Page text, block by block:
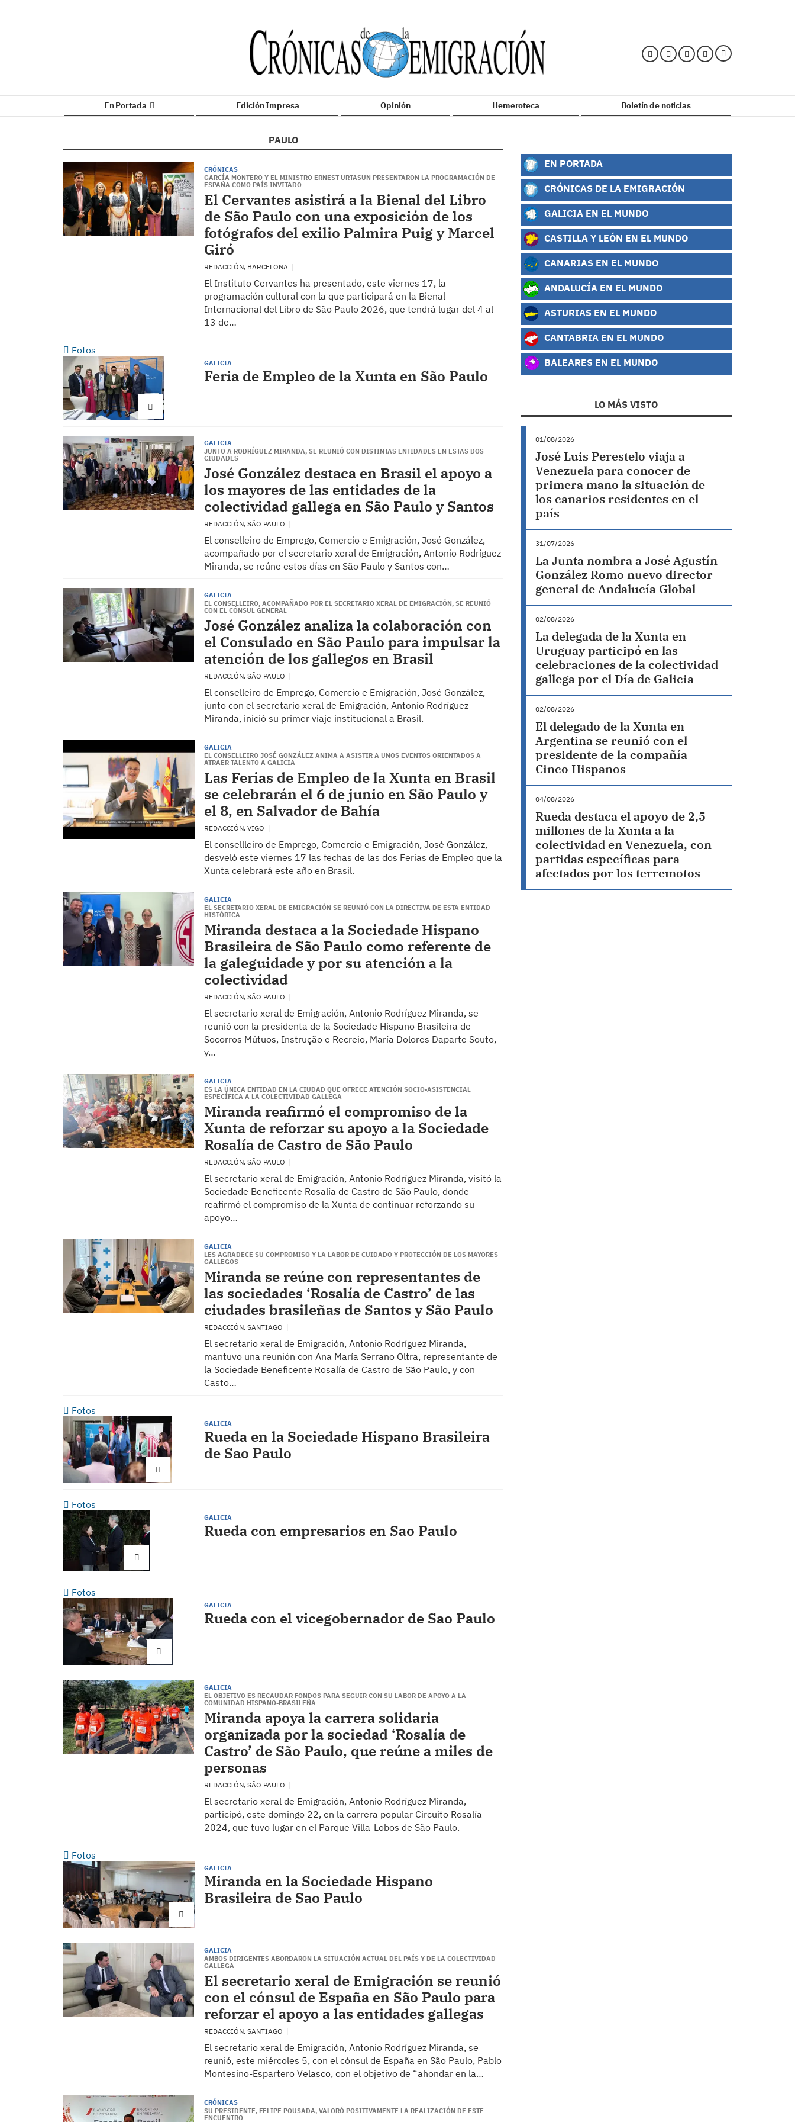
En Portada Edición Impresa Opinión Hemeroteca Boletín de noticias
PAULO
CRÓNICAS
GARCÍA MONTERO Y EL MINISTRO ERNEST URTASUN PRESENTARON LA PROGRAMACIÓN DE
ESPAÑA COMO PAÍS INVITADO
El Cervantes asistirá a la Bienal del Libro
de São Paulo con una exposición de los
fotógrafos del exilio Palmira Puig y Marcel
Giró
REDACCIÓN, BARCELONA
El Instituto Cervantes ha presentado, este viernes 17, la
programación cultural con la que participará en la Bienal
Internacional del Libro de São Paulo 2026, que tendrá lugar del 4 al
13 de…
Fotos
GALICIA
Feria de Empleo de la Xunta en São Paulo
GALICIA
JUNTO A RODRÍGUEZ MIRANDA, SE REUNIÓ CON DISTINTAS ENTIDADES EN ESTAS DOS
CIUDADES
José González destaca en Brasil el apoyo a
los mayores de las entidades de la
colectividad gallega en São Paulo y Santos
REDACCIÓN, SÃO PAULO
El conselleiro de Emprego, Comercio e Emigración, José González,
acompañado por el secretario xeral de Emigración, Antonio Rodríguez
Miranda, se reúne estos días en São Paulo y Santos con…
GALICIA
EL CONSELLEIRO, ACOMPAÑADO POR EL SECRETARIO XERAL DE EMIGRACIÓN, SE REUNIÓ
CON EL CÓNSUL GENERAL
José González analiza la colaboración con
el Consulado en São Paulo para impulsar la
atención de los gallegos en Brasil
REDACCIÓN, SÃO PAULO
El conselleiro de Emprego, Comercio e Emigración, José González,
junto con el secretario xeral de Emigración, Antonio Rodríguez
Miranda, inició su primer viaje institucional a Brasil.
GALICIA
EL CONSELLEIRO JOSÉ GONZÁLEZ ANIMA A ASISTIR A UNOS EVENTOS ORIENTADOS A
ATRAER TALENTO A GALICIA
Las Ferias de Empleo de la Xunta en Brasil
se celebrarán el 6 de junio en São Paulo y
el 8, en Salvador de Bahía
REDACCIÓN, VIGO
El consellleiro de Emprego, Comercio e Emigración, José González,
desveló este viernes 17 las fechas de las dos Ferias de Empleo que la
Xunta celebrará este año en Brasil.
GALICIA
EL SECRETARIO XERAL DE EMIGRACIÓN SE REUNIÓ CON LA DIRECTIVA DE ESTA ENTIDAD
HISTÓRICA
Miranda destaca a la Sociedade Hispano
Brasileira de São Paulo como referente de
la galeguidade y por su atención a la
colectividad
REDACCIÓN, SÃO PAULO
El secretario xeral de Emigración, Antonio Rodríguez Miranda, se
reunió con la presidenta de la Sociedade Hispano Brasileira de
Socorros Mútuos, Instrução e Recreio, María Dolores Daparte Souto,
y…
GALICIA
ES LA ÚNICA ENTIDAD EN LA CIUDAD QUE OFRECE ATENCIÓN SOCIO-ASISTENCIAL
ESPECÍFICA A LA COLECTIVIDAD GALLEGA
Miranda reafirmó el compromiso de la
Xunta de reforzar su apoyo a la Sociedade
Rosalía de Castro de São Paulo
REDACCIÓN, SÃO PAULO
El secretario xeral de Emigración, Antonio Rodríguez Miranda, visitó la
Sociedade Beneficente Rosalía de Castro de São Paulo, donde
reafirmó el compromiso de la Xunta de continuar reforzando su
apoyo…
GALICIA
LES AGRADECE SU COMPROMISO Y LA LABOR DE CUIDADO Y PROTECCIÓN DE LOS MAYORES
GALLEGOS
Miranda se reúne con representantes de
las sociedades ‘Rosalía de Castro’ de las
ciudades brasileñas de Santos y São Paulo
REDACCIÓN, SANTIAGO
El secretario xeral de Emigración, Antonio Rodríguez Miranda,
mantuvo una reunión con Ana María Serrano Oltra, representante de
la Sociedade Beneficente Rosalía de Castro de São Paulo, y con
Casto…
Fotos
GALICIA
Rueda en la Sociedade Hispano Brasileira
de Sao Paulo
Fotos
GALICIA
Rueda con empresarios en Sao Paulo
Fotos
GALICIA
Rueda con el vicegobernador de Sao Paulo
GALICIA
EL OBJETIVO ES RECAUDAR FONDOS PARA SEGUIR CON SU LABOR DE APOYO A LA
COMUNIDAD HISPANO-BRASILEÑA
Miranda apoya la carrera solidaria
organizada por la sociedad ‘Rosalía de
Castro’ de São Paulo, que reúne a miles de
personas
REDACCIÓN, SÃO PAULO
El secretario xeral de Emigración, Antonio Rodríguez Miranda,
participó, este domingo 22, en la carrera popular Circuito Rosalía
2024, que tuvo lugar en el Parque Villa-Lobos de São Paulo.
Fotos
GALICIA
Miranda en la Sociedade Hispano
Brasileira de Sao Paulo
GALICIA
AMBOS DIRIGENTES ABORDARON LA SITUACIÓN ACTUAL DEL PAÍS Y DE LA COLECTIVIDAD
GALLEGA
El secretario xeral de Emigración se reunió
con el cónsul de España en São Paulo para
reforzar el apoyo a las entidades gallegas
REDACCIÓN, SANTIAGO
El secretario xeral de Emigración, Antonio Rodríguez Miranda, se
reunió, este miércoles 5, con el cónsul de España en São Paulo, Pablo
Montesino-Espartero Velasco, con el objetivo de “ahondar en la…
CRÓNICAS
SU PRESIDENTE, FELIPE POUSADA, VALORÓ POSITIVAMENTE LA REALIZACIÓN DE ESTE
ENCUENTRO
EN PORTADA
CRÓNICAS DE LA EMIGRACIÓN
GALICIA EN EL MUNDO
CASTILLA Y LEÓN EN EL MUNDO
CANARIAS EN EL MUNDO
ANDALUCÍA EN EL MUNDO
ASTURIAS EN EL MUNDO
CANTABRIA EN EL MUNDO
BALEARES EN EL MUNDO
LO MÁS VISTO
01/08/2026
José Luis Perestelo viaja a
Venezuela para conocer de
primera mano la situación de
los canarios residentes en el
país
31/07/2026
La Junta nombra a José Agustín
González Romo nuevo director
general de Andalucía Global
02/08/2026
La delegada de la Xunta en
Uruguay participó en las
celebraciones de la colectividad
gallega por el Día de Galicia
02/08/2026
El delegado de la Xunta en
Argentina se reunió con el
presidente de la compañía
Cinco Hispanos
04/08/2026
Rueda destaca el apoyo de 2,5
millones de la Xunta a la
colectividad en Venezuela, con
partidas específicas para
afectados por los terremotos